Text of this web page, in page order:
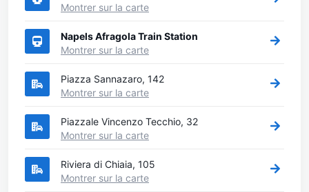
Montrer sur la carte
Napels Afragola Train Station
Montrer sur la carte
Piazza Sannazaro, 142
Montrer sur la carte
Piazzale Vincenzo Tecchio, 32
Montrer sur la carte
Riviera di Chiaia, 105
Montrer sur la carte